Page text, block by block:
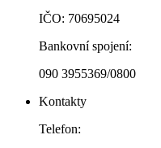
IČO: 70695024
Bankovní spojení:
090 3955369/0800
Kontakty
Telefon: